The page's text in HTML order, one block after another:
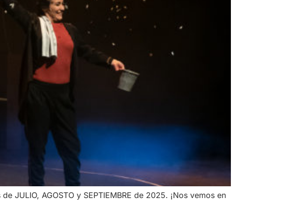
JULIO, AGOSTO y SEPTIEMBRE de 2025. ¡Nos vemos en